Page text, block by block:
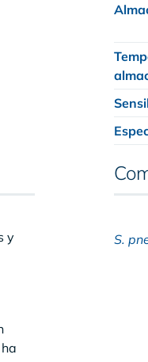
y
S.